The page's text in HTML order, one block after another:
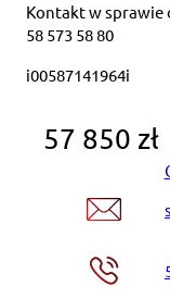
Kontakt w sprawie
58 573 58 80
i00587141964i
57 850 zł